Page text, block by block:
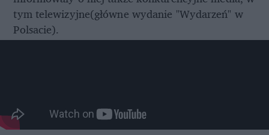
tym telewizyjne(główne wydanie "Wydarzeń" w
Polsacie).